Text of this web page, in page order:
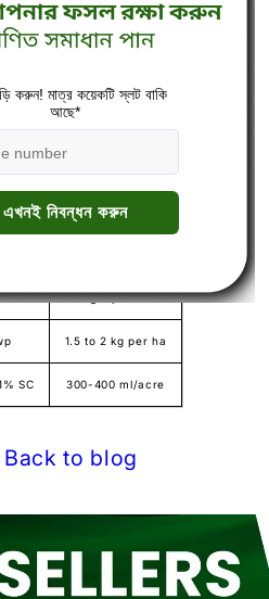
Dosages
500gm per Acre
1.5 to 2 kg per ha
SC 300-400 ml/acre
Back to blog